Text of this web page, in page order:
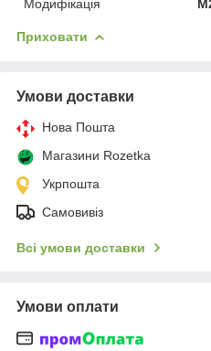
Модифікація
Приховати
Умови доставки
Нова Пошта
Магазини Rozetka
Укрпошта
Самовивіз
Всі умови доставки
Умови оплати